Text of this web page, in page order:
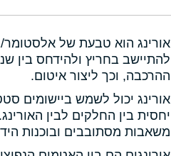
אורינג הוא טבעת של
להתיישב בחריץ ולהידחס בין
ההרכבה, וכך ליצור איטום.
אורינג יכול לשמש ביישומים
יחסית בין החלקים לבין
משאבות מסתובבים ובוכנות